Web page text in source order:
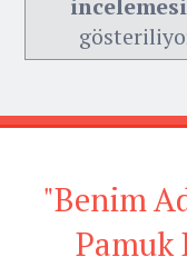
incelemesi
"Benim
Pamuk